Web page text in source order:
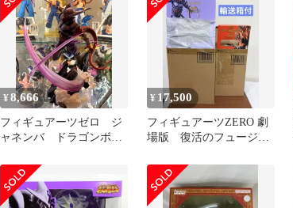
¥8,666
フィギュアーツゼロ ジ
ャネンバ ドラゴンボー
¥ 17,500
フィギュアーツZERO 劇
場版 復活のフュージョ
ト